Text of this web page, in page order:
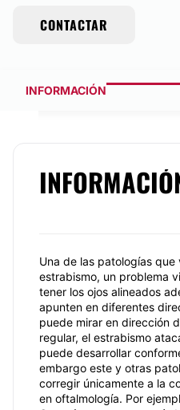
CONTACTAR
INFORMACIÓN
Una de las patologías que
estrabismo, un problema
tener los ojos alineados
apunten en diferentes
puede mirar en dirección
regular, el estrabismo
puede desarrollar
embargo este y otras
corregir únicamente a la
en oftalmología. Por